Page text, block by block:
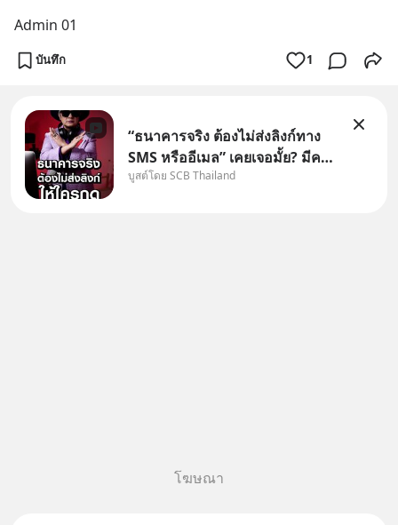
Admin 01
บันทึก 1
“ธนาคารจริง ต้องไม่ส่งลิงก์ทาง
SMS หรืออีเมล” เคยเจอมั้ย? มีคน
อ้างว่าโทรจากธนาคาร บอกว่า
บูสต์โดย SCB Thailand
โฆษณา